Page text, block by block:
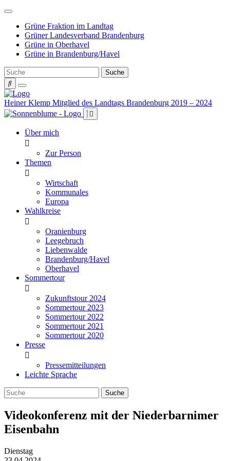
Weiter
Inhalt
Grüne Fraktion im Landtag
Grüner Landesverband Brandenburg
Grüne in Oberhavel
Grüne in Brandenburg/Havel
Heiner Klemp Mitglied des Landtags Brandenburg 2019 – 2024
Über mich
Zur Person
Themen
Wirtschaft
Kommunales
Europa
Wahlkreise
Oranienburg
Leegebruch
Liebenwalde
Brandenburg/Havel
Oberhavel
Sommertour
Zukunftstour 2024
Sommertour 2023
Sommertour 2022
Sommertour 2021
Sommertour 2020
Presse
Pressemitteilungen
Leichte Sprache
Videokonferenz mit der Niederbarnimer
Eisenbahn
Dienstag